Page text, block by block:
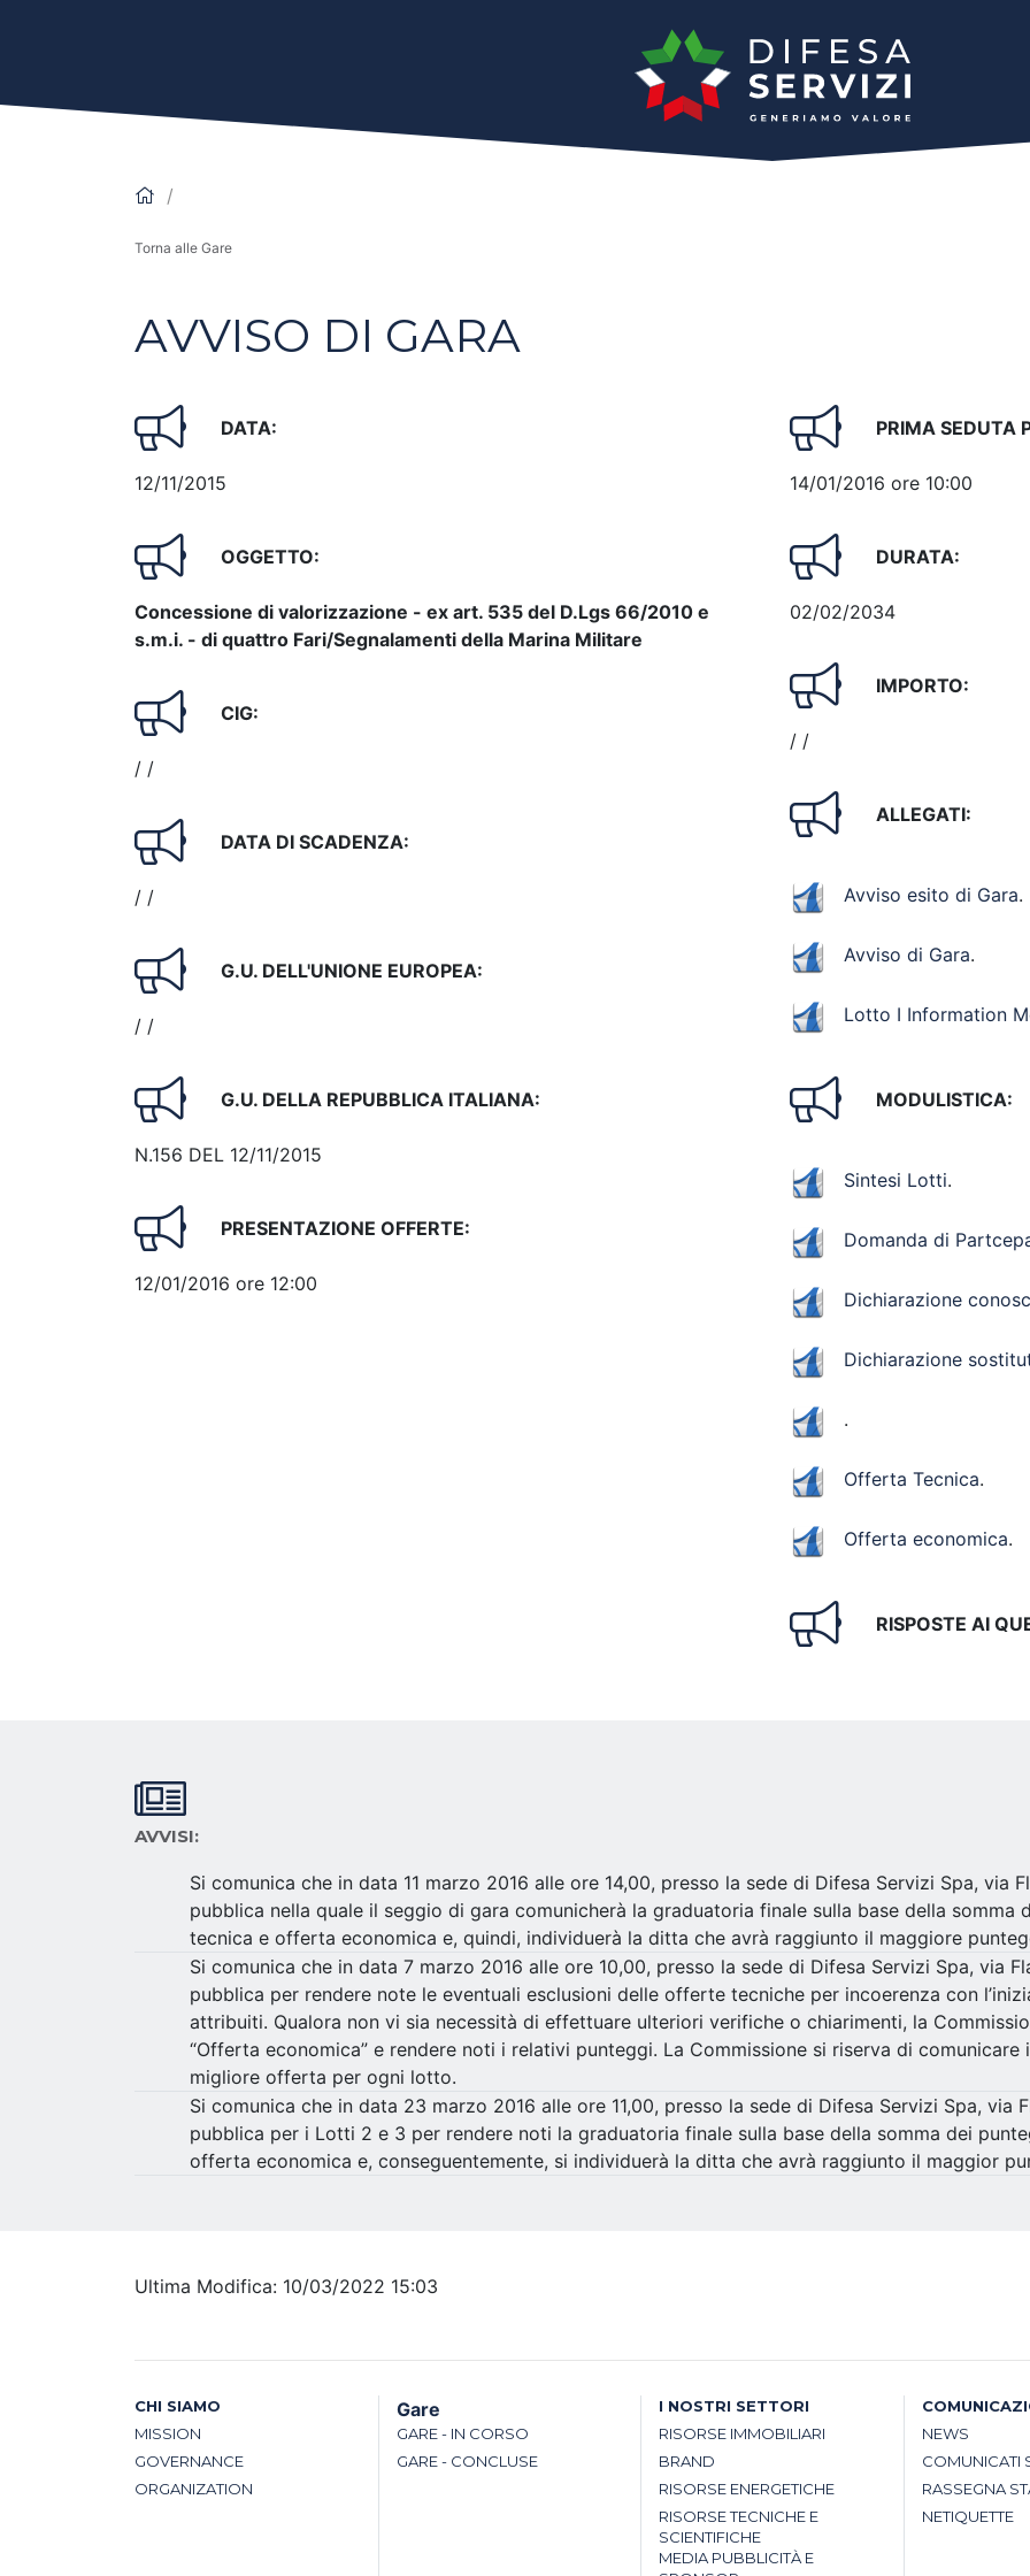
Torna alle Gare
AVVISO DI GARA
DATA:
12/11/2015
OGGETTO:
Concessione di valorizzazione - ex art. 535 del D.Lgs 66/2010 e
s.m.i. - di quattro Fari/Segnalamenti della Marina Militare
CIG:
/ /
DATA DI SCADENZA:
/ /
G.U. DELL'UNIONE EUROPEA:
/ /
G.U. DELLA REPUBBLICA ITALIANA:
N.156 DEL 12/11/2015
PRESENTAZIONE OFFERTE:
12/01/2016 ore 12:00
PRIMA SEDUTA
14/01/2016 ore 10:00
DURATA:
02/02/2034
IMPORTO:
/ /
ALLEGATI:
Avviso esito di Gara.
Avviso di Gara.
Lotto I Information
MODULISTICA:
Sintesi Lotti.
Domanda di
Dichiarazione
Dichiarazione
.
Offerta Tecnica.
Offerta economica.
RISPOSTE AI
AVVISI:
Si comunica che in data 11 marzo 2016 alle ore 14,00, presso la sede di Difesa Servizi Spa, via
pubblica nella quale il seggio di gara comunicherà la graduatoria finale sulla base della
tecnica e offerta economica e, quindi, individuerà la ditta che avrà raggiunto il maggiore
Si comunica che in data 7 marzo 2016 alle ore 10,00, presso la sede di Difesa Servizi Spa, via
pubblica per rendere note le eventuali esclusioni delle offerte tecniche per incoerenza con
attribuiti. Qualora non vi sia necessità di effettuare ulteriori verifiche o chiarimenti, la
“Offerta economica” e rendere noti i relativi punteggi. La Commissione si riserva di
migliore offerta per ogni lotto.
Si comunica che in data 23 marzo 2016 alle ore 11,00, presso la sede di Difesa Servizi Spa, via
pubblica per i Lotti 2 e 3 per rendere noti la graduatoria finale sulla base della somma dei
offerta economica e, conseguentemente, si individuerà la ditta che avrà raggiunto il maggior
Ultima Modifica: 10/03/2022 15:03
CHI SIAMO
MISSION
GOVERNANCE
ORGANIZATION
Gare
GARE - IN CORSO
GARE - CONCLUSE
I NOSTRI SETTORI
RISORSE IMMOBILIARI
BRAND
RISORSE ENERGETICHE
RISORSE TECNICHE E
SCIENTIFICHE
MEDIA PUBBLICITÀ E
NEWS
COMUNICATI
RASSEGNA
NETIQUETTE